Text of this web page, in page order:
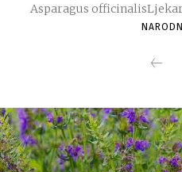
Asparagus